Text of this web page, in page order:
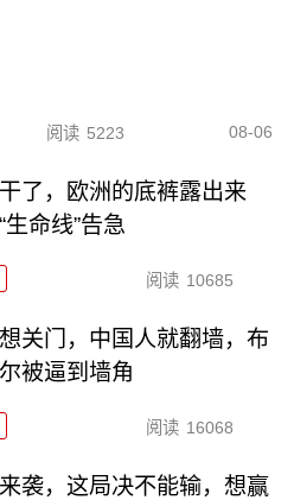
阅读 5223 08-06
了，欧洲的底裤露出来
生命线”告急
阅读 10685
关门，中国人就翻墙，布
被逼到墙角
阅读 16068
袭，这局决不能输，想赢